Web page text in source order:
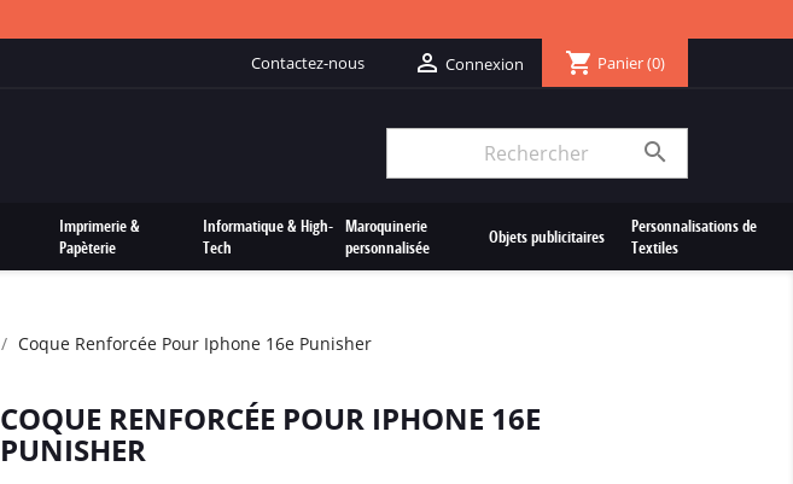
Contactez-nous  Connexion shopping_cart Panier(0)

Imprimerie &
Papèterie
Informatique & High-
Tech
Maroquinerie
personnalisée
Objets publicitaires
Personnalisations de
Textiles
Coque Renforcée Pour Iphone 16e Punisher
COQUE RENFORCÉE POUR IPHONE 16E
PUNISHER